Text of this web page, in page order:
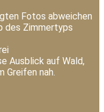
Fotos abweichen
des Zimmertyps
Ausblick auf Wald,
Greifen nah.